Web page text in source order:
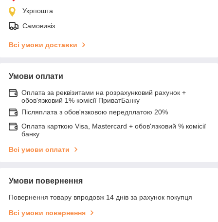
Укрпошта
Самовивіз
Всі умови доставки
Умови оплати
Оплата за реквізитами на розрахунковий рахунок +
обов'язковий 1% комісії ПриватБанку
Післяплата з обов'язковою передплатою 20%
Оплата карткою Visa, Mastercard + обов'язковий % комісії
банку
Всі умови оплати
Умови повернення
Повернення товару впродовж 14 днів за рахунок покупця
Всі умови повернення